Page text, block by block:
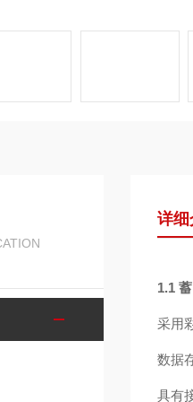
详细
1.1
采用
数据
具有